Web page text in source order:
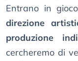
Entrano in
direzione
produzione
cercheremo di